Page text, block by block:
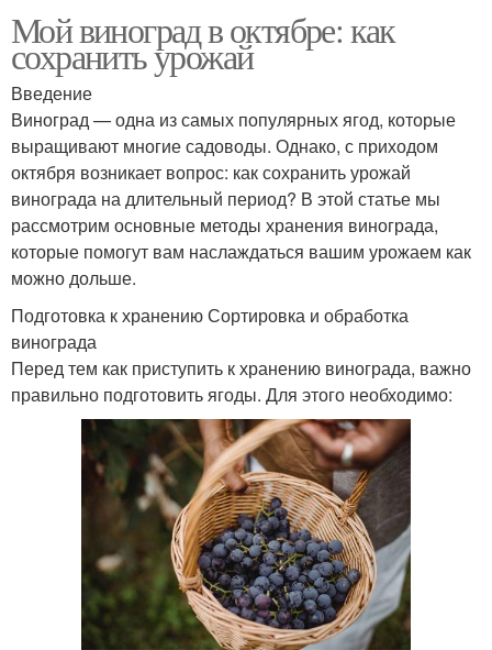
Мой виноград в октябре: как
сохранить урожай
Введение
Виноград — одна из самых популярных ягод, которые
выращивают многие садоводы. Однако, с приходом
октября возникает вопрос: как сохранить урожай
винограда на длительный период? В этой статье мы
рассмотрим основные методы хранения винограда,
которые помогут вам наслаждаться вашим урожаем как
можно дольше.
Подготовка к хранению Сортировка и обработка
винограда
Перед тем как приступить к хранению винограда, важно
правильно подготовить ягоды. Для этого необходимо: